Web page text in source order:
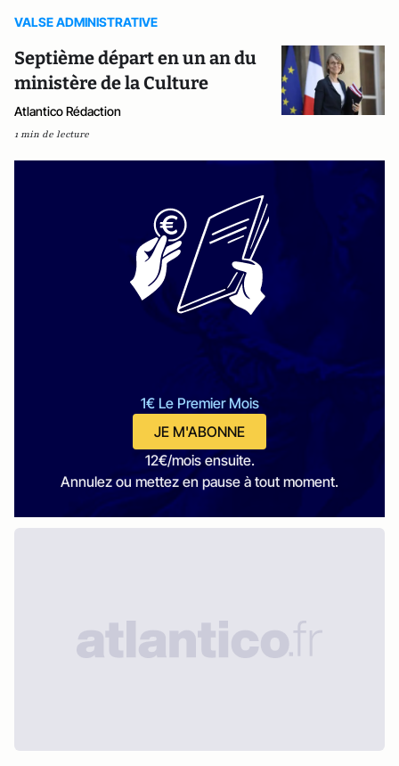
VALSE ADMINISTRATIVE
Septième départ en un an du
ministère de la Culture
Atlantico Rédaction
1 min de lecture
1€ Le Premier Mois
JE M'ABONNE
12€/mois ensuite.
Annulez ou mettez en pause à tout moment.